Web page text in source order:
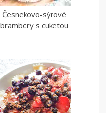
Česnekovo-sýrové
brambory s cuketou